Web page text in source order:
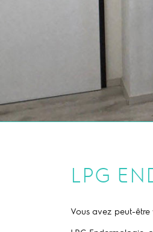
LPG
Vous avez peut-